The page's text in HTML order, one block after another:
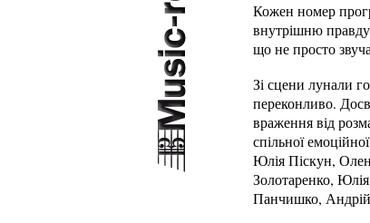
Кожен номер
внутрішню
що не просто
Зі сцени лунали
переконливо.
враження від
спільної
Юлія Піскун,
Золотаренко,
Панчишко,